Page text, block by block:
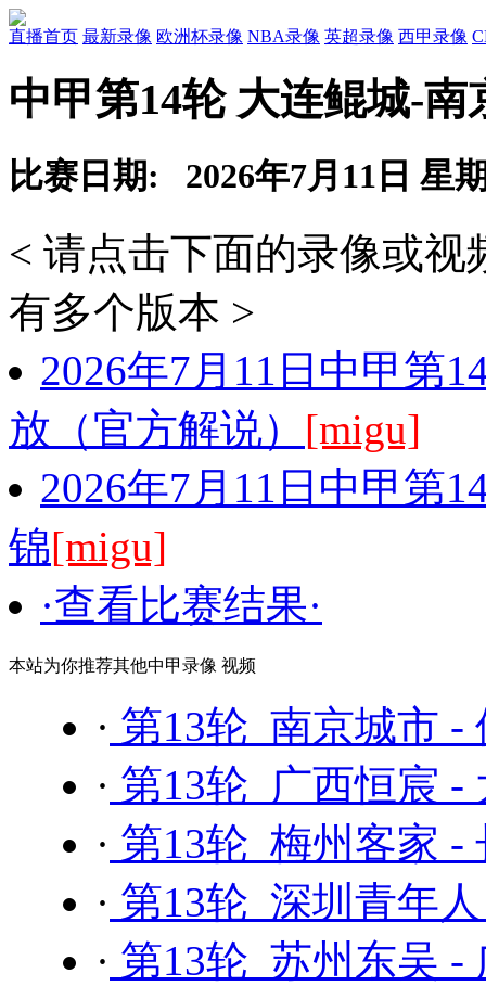
直播首页 最新录像 欧洲杯录像 NBA录像 英超录像 西甲录像
中甲第14轮 大连鲲城-
比赛日期: 2026年7月11日 星
< 请点击下面的录像或
有多个版本 >
2026年7月11日中甲第
放（官方解说） [migu]
2026年7月11日中甲第
锦[migu]
·查看比赛结果·
本站为你推荐其他中甲录像 视频
· 第13轮 南京城市 -
· 第13轮 广西恒宸 -
· 第13轮 梅州客家 -
· 第13轮 深圳青年
· 第13轮 苏州东吴 -